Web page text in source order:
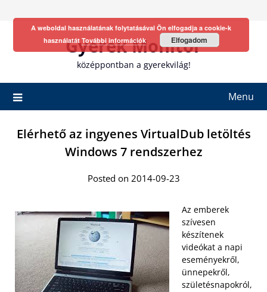
Gyerek Monitor
középpontban a gyerekvilág!
Menu
Elérhető az ingyenes VirtualDub letöltés
Windows 7 rendszerhez
Posted on 2014-09-23
Az emberek
szívesen
készítenek
videókat a napi
eseményekről,
ünnepekről,
születésnapokról,
A weboldal használatának folytatásával Ön elfogadja a cookie-k
használatát További információk Elfogadom